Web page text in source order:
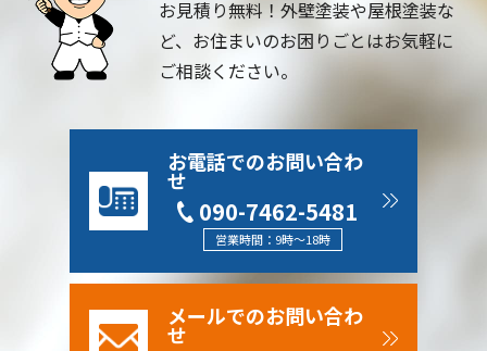
お見積り無料！外壁塗装や屋根塗装な
ど、お住まいのお困りごとはお気軽に
ご相談ください。
お電話でのお問い合わ
せ
090-7462-5481
営業時間：9時～18時
メールでのお問い合わ
せ